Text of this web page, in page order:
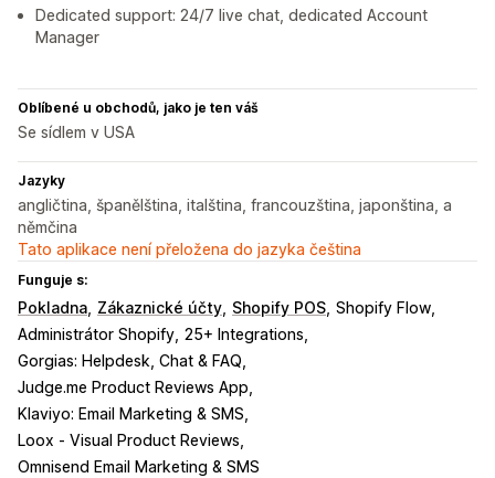
Dedicated support: 24/7 live chat, dedicated Account
Manager
Oblíbené u obchodů, jako je ten váš
Se sídlem v USA
Jazyky
angličtina, španělština, italština, francouzština, japonština, a
němčina
Tato aplikace není přeložena do jazyka čeština
Funguje s:
Pokladna Zákaznické účty Shopify POS Shopify Flow
Administrátor Shopify 25+ Integrations
Gorgias: Helpdesk, Chat & FAQ
Judge.me Product Reviews App
Klaviyo: Email Marketing & SMS
Loox ‑ Visual Product Reviews
Omnisend Email Marketing & SMS